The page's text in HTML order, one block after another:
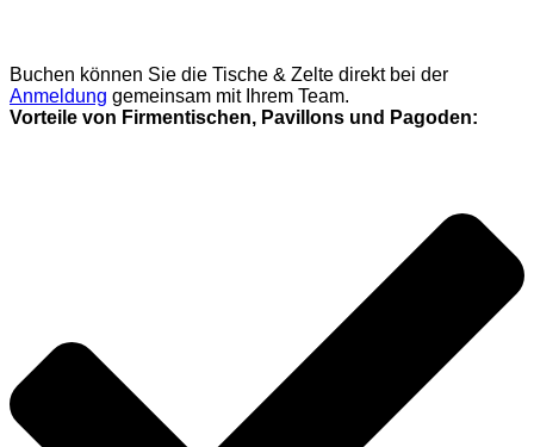
Buchen können Sie die Tische & Zelte direkt bei der
Anmeldung gemeinsam mit Ihrem Team.
Vorteile von Firmentischen, Pavillons und Pagoden: